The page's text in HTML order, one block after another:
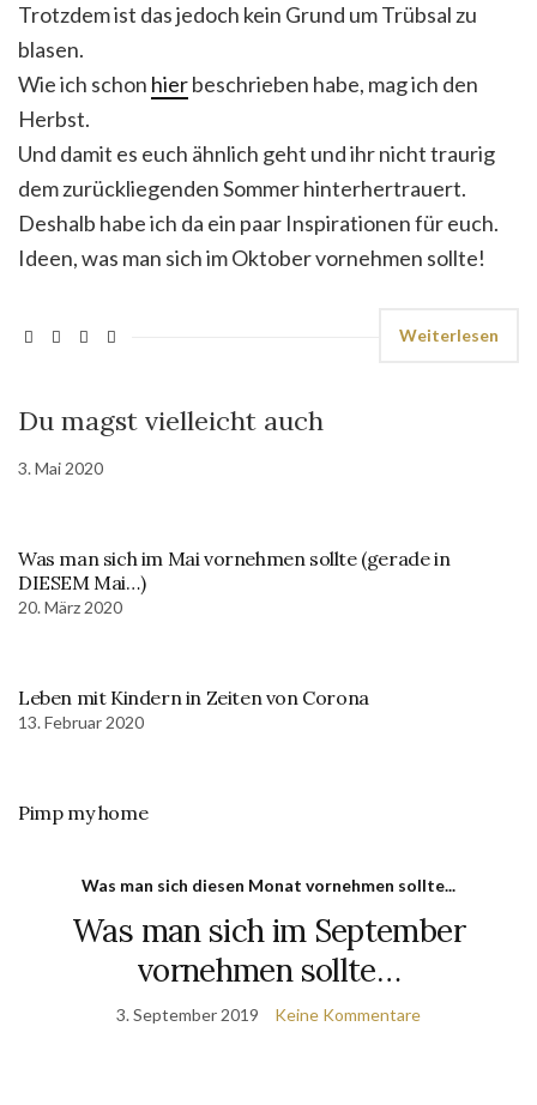
Trotzdem ist das jedoch kein Grund um Trübsal zu
blasen.
Wie ich schon hierbeschrieben habe, mag ich den
Herbst.
Und damit es euch ähnlich geht und ihr nicht traurig
dem zurückliegenden Sommer hinterhertrauert.
Deshalb habe ich da ein paar Inspirationen für euch.
Ideen, was man sich im Oktober vornehmen sollte!
Weiterlesen
Du magst vielleicht auch
3. Mai 2020
Was man sich im Mai vornehmen sollte (gerade in
DIESEM Mai…)
20. März 2020
Leben mit Kindern in Zeiten von Corona
13. Februar 2020
Pimp my home
Was man sich diesen Monat vornehmen sollte...
Was man sich im September
vornehmen sollte…
3. September 2019 Keine Kommentare